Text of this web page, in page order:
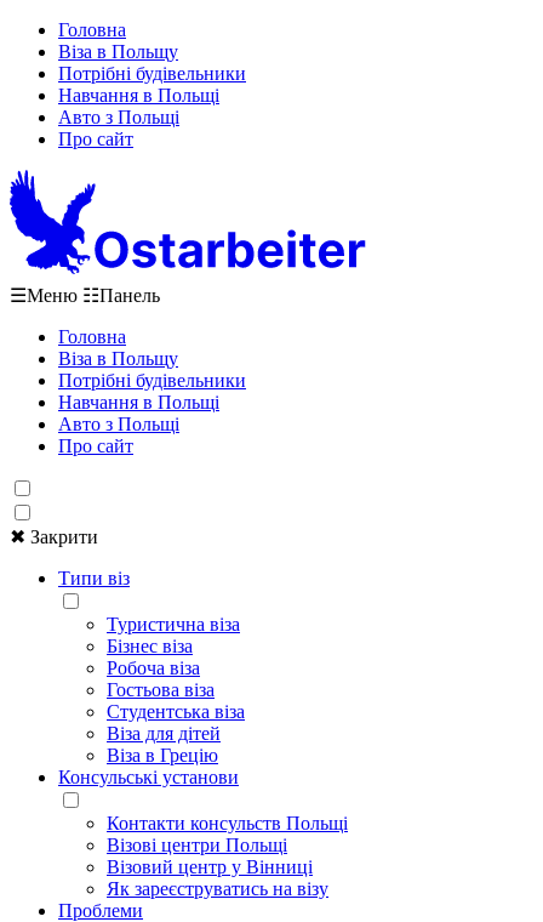
Головна
Віза в Польщу
Потрібні будівельники
Навчання в Польщі
Авто з Польщі
Про сайт
☰Меню ☷Панель
Головна
Віза в Польщу
Потрібні будівельники
Навчання в Польщі
Авто з Польщі
Про сайт
✖ Закрити
Типи віз
Туристична віза
Бізнес віза
Робоча віза
Гостьова віза
Студентська віза
Віза для дітей
Віза в Грецію
Консульські установи
Контакти консульств Польщі
Візові центри Польщі
Візовий центр у Вінниці
Як зареєструватись на візу
Проблеми